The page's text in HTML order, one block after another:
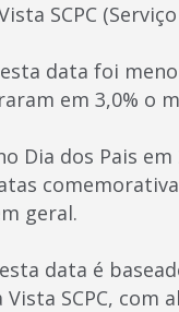
SCPC
data foi
em 3,0% o
Dia dos Pais em
geral.
data é
SCPC, com